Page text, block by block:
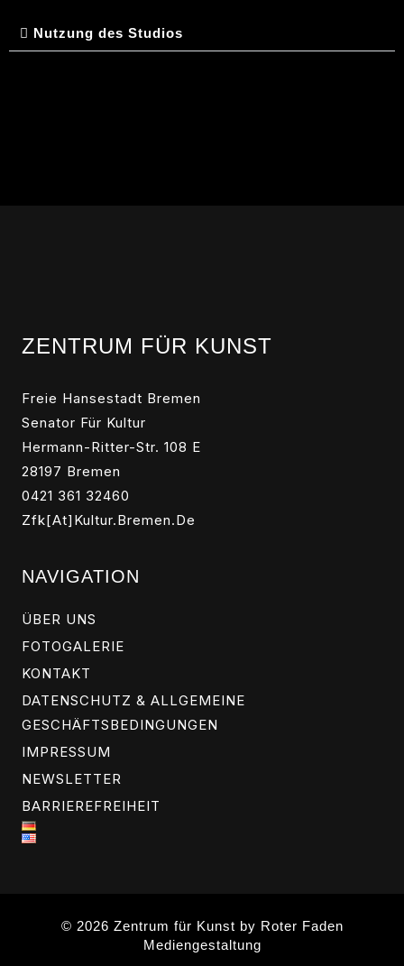
Nutzung des Studios
ZENTRUM FÜR KUNST
Freie Hansestadt Bremen
Senator Für Kultur
Hermann-Ritter-Str. 108 E
28197 Bremen
0421 361 32460
Zfk[at]kultur.bremen.de
NAVIGATION
ÜBER UNS
FOTOGALERIE
KONTAKT
DATENSCHUTZ & ALLGEMEINE
GESCHÄFTSBEDINGUNGEN
IMPRESSUM
NEWSLETTER
BARRIEREFREIHEIT
© 2026 Zentrum für Kunst by Roter Faden
Mediengestaltung